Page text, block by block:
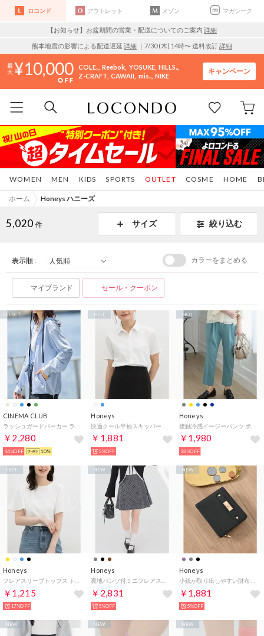
ロコンド アウトレット メゾン マガシーク
【お知らせ】お盆期間の営業・配送についてのご案内 詳細
熊本地震の影響による配送遅延 詳細 ｜7/30 (木) 14時〜 送料改訂詳細
10,000 COLE.. Reebok YOSUKE HILLS..
Z-CRAFT CAWAII mis.. NIKE
キャンペーン
WOMEN MEN KIDS SPORTS COSME HOME
OUTLET
ホーム Honeys ハニーズ
5,020 件 サイズ 絞り込む
表示順 : カラーをまとめる
マイブランド セール・クーポン
CINEMA CLUB
￥2,280
SELECT
14%OFF 10%
Honeys
￥1,881
HOT
5%OFF
Honeys
￥1,980
HOT
33%OFF
Honeys
￥1,215
HOT
17%OFF
Honeys
￥2,831
NEW
5%OFF
Honeys
￥1,881
NEW
5%OFF
NEW NEW NEW